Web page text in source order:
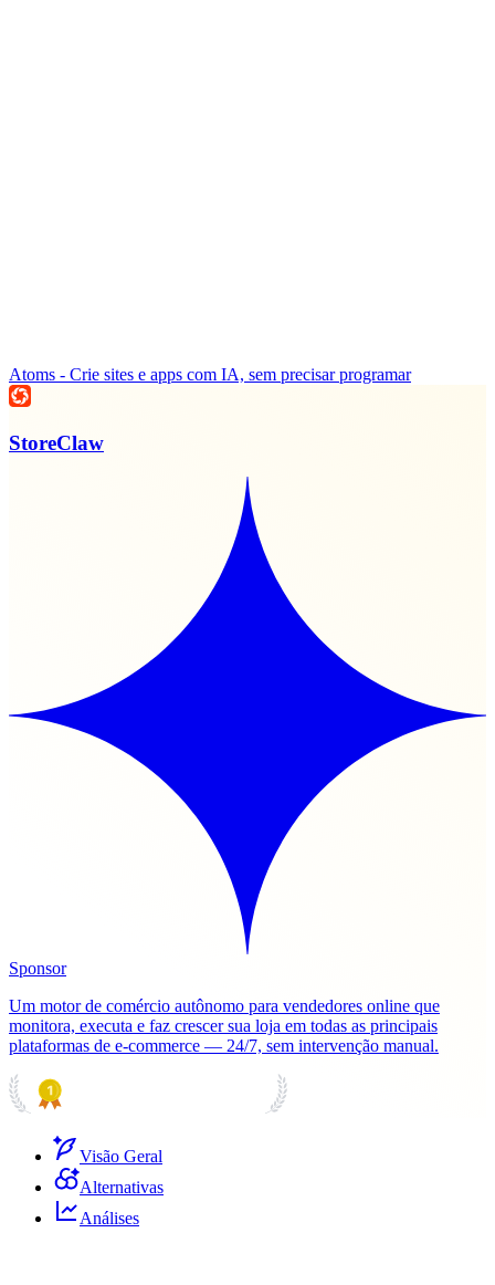
Atoms - Crie sites e apps com IA, sem precisar programar
StoreClaw
Sponsor
Um motor de comércio autônomo para vendedores online que
monitora, executa e faz crescer sua loja em todas as principais
plataformas de e-commerce — 24/7, sem intervenção manual.
Visão Geral
Alternativas
Análises